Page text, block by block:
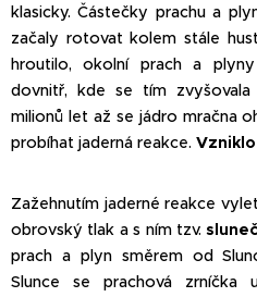
klasicky. Částečky prachu a
začaly rotovat kolem stále
hroutilo, okolní prach a
dovnitř, kde se tím
milionů let až se jádro mračna
probíhat jaderná reakce.
Zažehnutím jaderné reakce
obrovský tlak a s ním tzv.
prach a plyn směrem od
Slunce se prachová zrníčka